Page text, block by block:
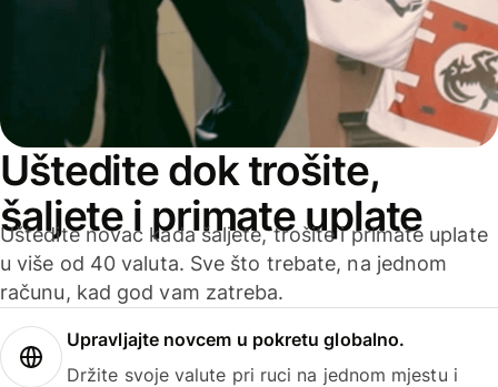
Uštedite dok trošite,
šaljete i primate uplate
Uštedite novac kada šaljete, trošite i primate uplate
u više od 40 valuta. Sve što trebate, na jednom
računu, kad god vam zatreba.
Upravljajte novcem u pokretu globalno.
Držite svoje valute pri ruci na jednom mjestu i